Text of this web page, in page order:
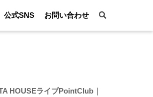
公式SNS お問い合わせ
HOUSEライブPointClub｜